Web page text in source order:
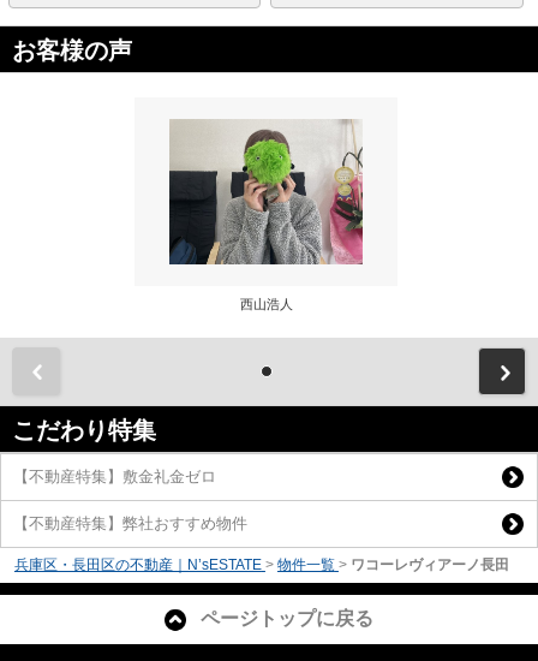
お客様の声
西山浩人
こだわり特集
【不動産特集】敷金礼金ゼロ
【不動産特集】弊社おすすめ物件
兵庫区・長田区の不動産｜N’sESTATE > 物件一覧 > ワコーレヴィアーノ長田
ページトップに戻る